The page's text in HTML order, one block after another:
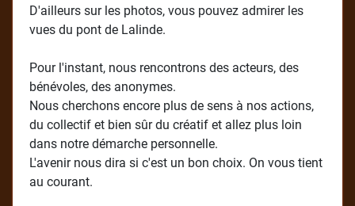
D'ailleurs sur les photos, vous pouvez admirer les
vues du pont de Lalinde.
Pour l'instant, nous rencontrons des acteurs, des
bénévoles, des anonymes.
Nous cherchons encore plus de sens à nos actions,
du collectif et bien sûr du créatif et allez plus loin
dans notre démarche personnelle.
L'avenir nous dira si c'est un bon choix. On vous tient
au courant.